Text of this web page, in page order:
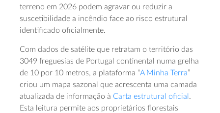
terreno em 2026 podem agravar ou reduzir a
suscetibilidade a incêndio face ao risco estrutural
identificado oficialmente.
Com dados de satélite que retratam o território das
3049 freguesias de Portugal continental numa grelha
de 10 por 10 metros, a plataforma “A Minha Terra”
criou um mapa sazonal que acrescenta uma camada
atualizada de informação à Carta estrutural oficial .
Esta leitura permite aos proprietários florestais